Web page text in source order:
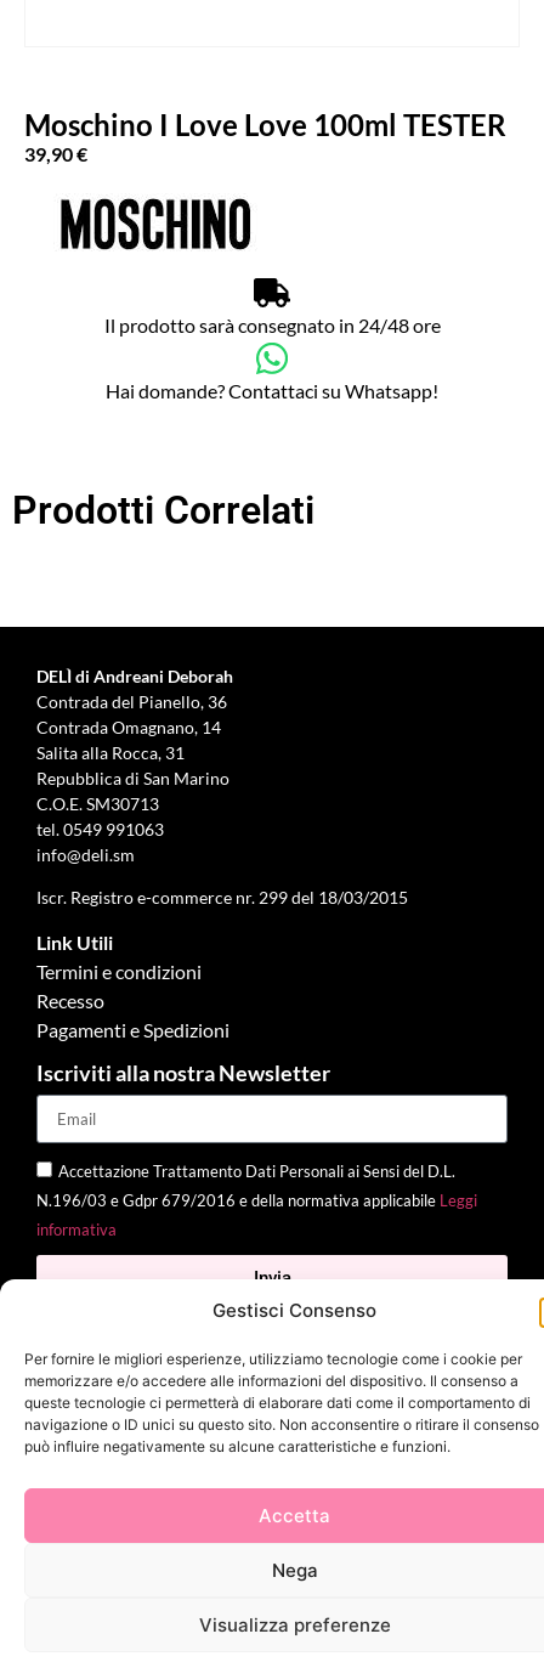
Gestisci Consenso
Per fornire le migliori esperienze, utilizziamo tecnologie come i cookie per
memorizzare e/o accedere alle informazioni del dispositivo. Il consenso a
queste tecnologie ci permetterà di elaborare dati come il comportamento di
navigazione o ID unici su questo sito. Non acconsentire o ritirare il consenso
può influire negativamente su alcune caratteristiche e funzioni.
Accetta
Nega
Visualizza preferenze
Moschino I Love Love 100ml TESTER
39,90€
Il prodotto sarà consegnato in 24/48 ore
Hai domande? Contattaci su Whatsapp!
Prodotti Correlati
DELÌ di Andreani Deborah
Contrada del Pianello, 36
Contrada Omagnano, 14
Salita alla Rocca, 31
Repubblica di San Marino
C.O.E. SM30713
tel.0549 991063
info@deli.sm
Iscr. Registro e-commerce nr. 299 del 18/03/2015
Link Utili
Termini e condizioni
Recesso
Pagamenti e Spedizioni
Iscriviti alla nostra Newsletter
Accettazione Trattamento Dati Personali ai Sensi del D.L.
N.196/03 e Gdpr 679/2016 e della normativa applicabile Leggi
informativa
Invia
2025 Delì |Privacy Policy|Cookie Policy| Made with byJenny
Mina